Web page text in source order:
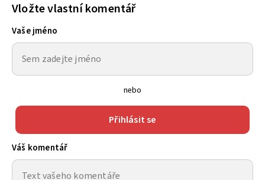
Vložte vlastní komentář
Vaše jméno
nebo
Přihlásit se
Váš komentář